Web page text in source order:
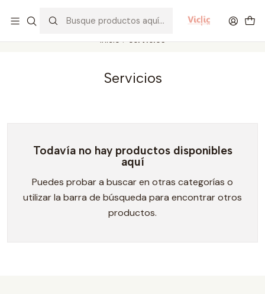
Leer más
Inicio Servicios
Servicios
Todavía no hay productos disponibles
aquí
Puedes probar a buscar en otras categorías o
utilizar la barra de búsqueda para encontrar otros
productos.